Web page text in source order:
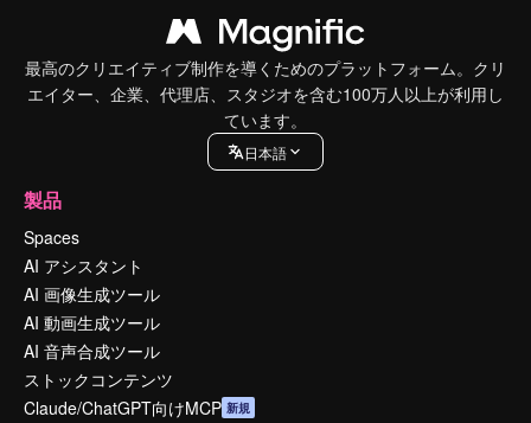
最高のクリエイティブ制作を導くためのプラットフォーム。クリ
エイター、企業、代理店、スタジオを含む100万人以上が利用し
ています。
日本語
製品
Spaces
AI アシスタント
AI 画像生成ツール
AI 動画生成ツール
AI 音声合成ツール
ストックコンテンツ
Claude/ChatGPT向けMCP 新規